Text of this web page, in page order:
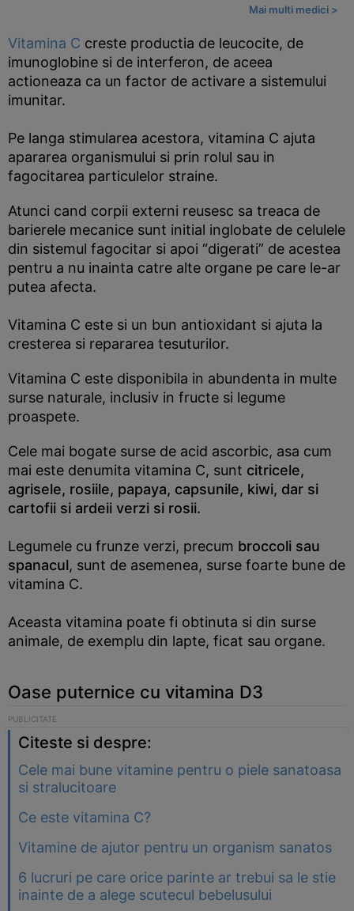
Mai multi medici >
Vitamina C creste productia de leucocite, de
imunoglobine si de interferon, de aceea
actioneaza ca un factor de activare a sistemului
imunitar.
Pe langa stimularea acestora, vitamina C ajuta
apararea organismului si prin rolul sau in
fagocitarea particulelor straine.
Atunci cand corpii externi reusesc sa treaca de
barierele mecanice sunt initial inglobate de celulele
din sistemul fagocitar si apoi “digerati” de acestea
pentru a nu inainta catre alte organe pe care le-ar
putea afecta.
Vitamina C este si un bun antioxidant si ajuta la
cresterea si repararea tesuturilor.
Vitamina C este disponibila in abundenta in multe
surse naturale, inclusiv in fructe si legume
proaspete.
Cele mai bogate surse de acid ascorbic, asa cum
mai este denumita vitamina C, sunt citricele,
agrisele, rosiile, papaya, capsunile, kiwi, dar si
cartofii si ardeii verzi si rosii.
Legumele cu frunze verzi, precum broccoli sau
spanacul, sunt de asemenea, surse foarte bune de
vitamina C.
Aceasta vitamina poate fi obtinuta si din surse
animale, de exemplu din lapte, ficat sau organe.
Oase puternice cu vitamina D3
Citeste si despre:
Cele mai bune vitamine pentru o piele sanatoasa
si stralucitoare
Ce este vitamina C?
Vitamine de ajutor pentru un organism sanatos
6 lucruri pe care orice parinte ar trebui sa le stie
inainte de a alege scutecul bebelusului